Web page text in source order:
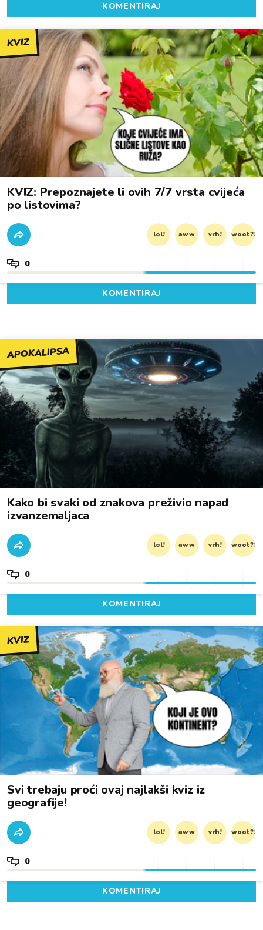
KOMENTIRAJ
KVIZ
KVIZ: Prepoznajete li ovih 7/7 vrsta cvijeća
po listovima?
lol! aww vrh! woot?!
0
KOMENTIRAJ
APOKALIPSA
Kako bi svaki od znakova preživio napad
izvanzemaljaca
lol! aww vrh! woot?!
0
KOMENTIRAJ
KVIZ
Svi trebaju proći ovaj najlakši kviz iz
geografije!
lol! aww vrh! woot?!
0
KOMENTIRAJ